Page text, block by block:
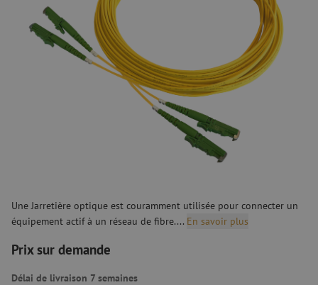
Une Jarretière optique est couramment utilisée pour connecter un
équipement actif à un réseau de fibre.... En savoir plus
Prix sur demande
Délai de livraison 7 semaines